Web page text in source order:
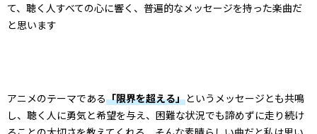
て、聴く人すべての心に響く、普遍的なメッセージを持った楽曲だ
と思います
アニメのテーマである「限界を超える」というメッセージとも共鳴
し、聴く人に勇気と希望を与え、困難な状況でも諦めずに走り続け